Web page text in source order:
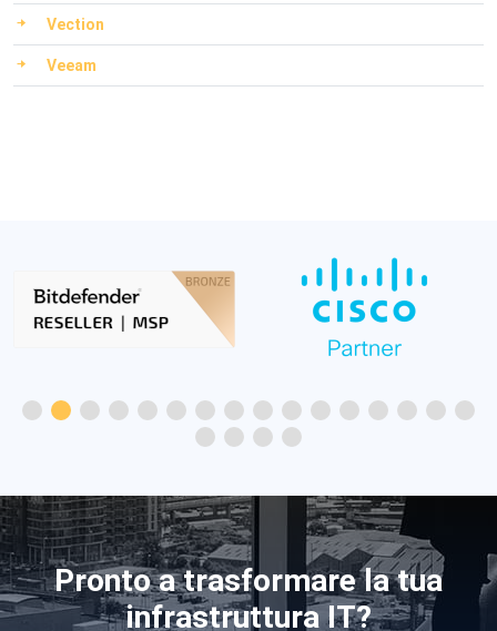
Vection
Veeam
Pronto a trasformare la tua
infrastruttura IT?